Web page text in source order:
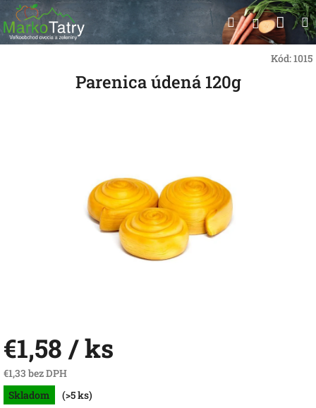
Prejsť
na
obsah
Hľadať
Kód:1015
Parenica údená 120g
€1,58 / ks
€1,33 bez DPH
Jednotková
cena:
Skladom (>5 ks)